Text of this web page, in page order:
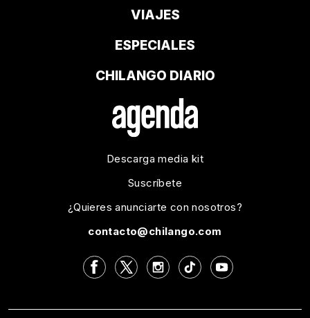
VIAJES
ESPECIALES
CHILANGO DIARIO
Descarga media kit
Suscríbete
¿Quieres anunciarte con nosotros?
contacto@chilango.com